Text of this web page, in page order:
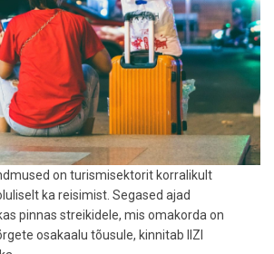
on turismisektorit korralikult
ka reisimist. Segased ajad
pinnas streikidele, mis omakorda on
osakaalu tõusule, kinnitab IIZI